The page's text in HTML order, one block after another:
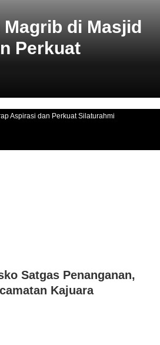
di Masjid
Perkuat
Aspirasi dan Perkuat Silaturahmi
Satgas Penanganan,
Kajuara